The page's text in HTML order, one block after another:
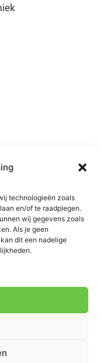
technologieën zoals
en/of te raadplegen.
wij gegevens zoals
Als je geen
dit een nadelige